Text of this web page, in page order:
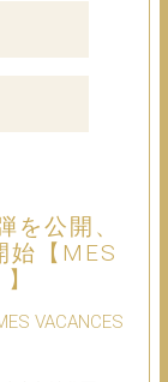
を公開、
始【MES
VACANCES